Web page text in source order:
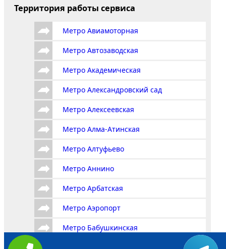
Территория работы сервиса
Метро Авиамоторная
Метро Автозаводская
Метро Академическая
Метро Александровский сад
Метро Алексеевская
Метро Алма-Атинская
Метро Алтуфьево
Метро Аннино
Метро Арбатская
Метро Аэропорт
Метро Бабушкинская